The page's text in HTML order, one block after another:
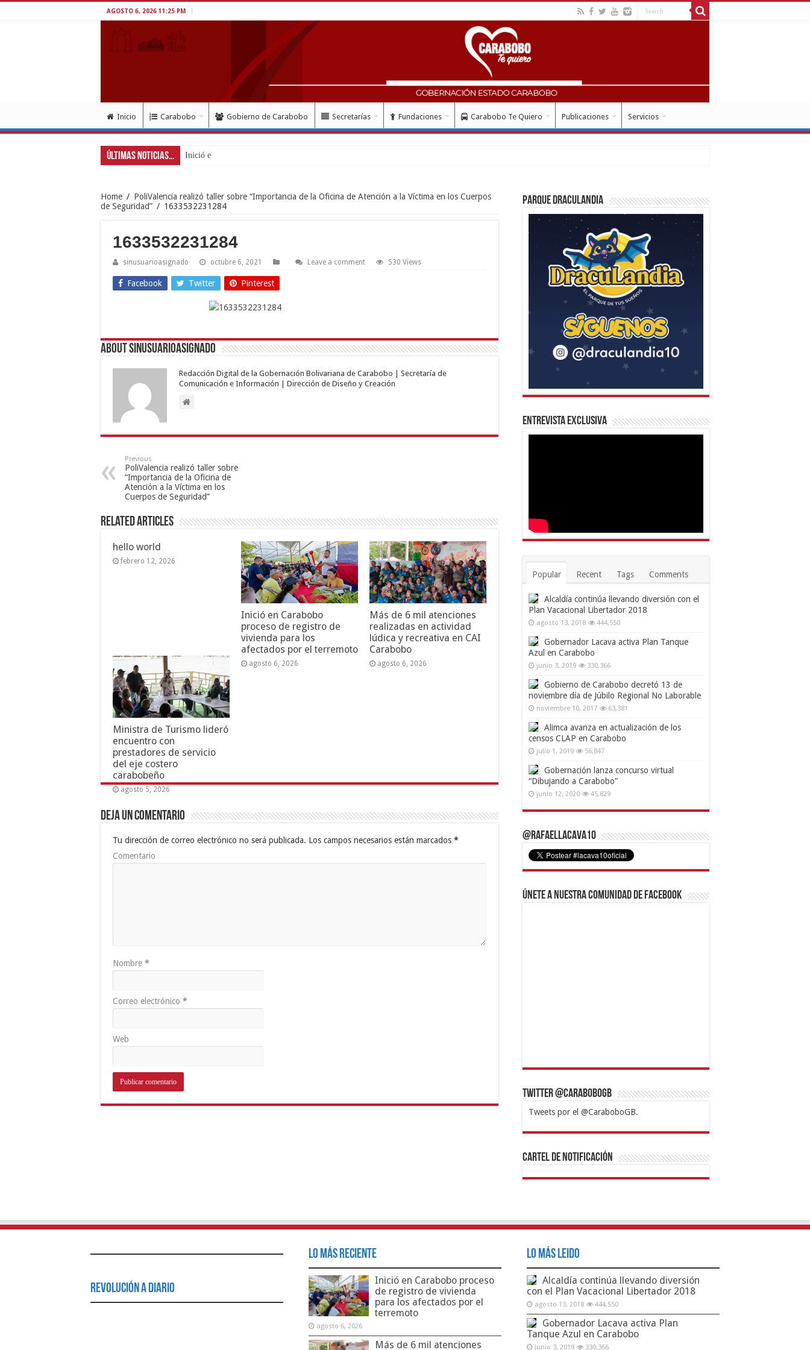
AGOSTO 6, 2026 11:25 PM
Inicio Carabobo Gobierno de Carabobo Secretarías Fundaciones Carabobo Te Quiero Publicaciones Servicios
Últimas Noticias... Inició en Carabobo proceso de registro d
Home / PoliValencia realizó taller sobre “Importancia de la Oficina de Atención a la Víctima en los Cuerpos
de Seguridad” / 1633532231284
1633532231284
sinusuarioasignado octubre 6, 2021 Leave a comment 530 Views
Facebook Twitter Pinterest
About sinusuarioasignado
Redacción Digital de la Gobernación Bolivariana de Carabobo | Secretaría de
Comunicación e Información | Dirección de Diseño y Creación
Previous
PoliValencia realizó taller sobre
“Importancia de la Oficina de
Atención a la Víctima en los
Cuerpos de Seguridad”
Related Articles
hello world
febrero 12, 2026
Inició en Carabobo
proceso de registro de
vivienda para los
afectados por el terremoto
agosto 6, 2026
Más de 6 mil atenciones
realizadas en actividad
lúdica y recreativa en CAI
Carabobo
agosto 6, 2026
Ministra de Turismo lideró
encuentro con
prestadores de servicio
del eje costero
carabobeño
agosto 5, 2026
Deja un comentario
Tu dirección de correo electrónico no será publicada. Los campos necesarios están marcados *
Comentario
Nombre *
Correo electrónico *
Web
Parque Draculandia
Entrevista Exclusiva
Popular Recent Tags Comments
Alcaldía continúa llevando diversión con el
Plan Vacacional Libertador 2018
agosto 13, 2018 444,550
Gobernador Lacava activa Plan Tanque
Azul en Carabobo
junio 3, 2019 330,366
Gobierno de Carabobo decretó 13 de
noviembre día de Júbilo Regional No Laborable
noviembre 10, 2017 63,381
Alimca avanza en actualización de los
censos CLAP en Carabobo
julio 1, 2019 56,847
Gobernación lanza concurso virtual
“Dibujando a Carabobo”
junio 12, 2020 45,829
@RafaelLacava10
Únete a nuestra comunidad de Facebook
Twitter @CaraboboGB
Tweets por el @CaraboboGB.
1xbetBetturkeyBetistKralbetSupertotobetTipobet
https://mvbcasino.com/
Cartel de Notificación
Revolución a Diario
Lo Más Reciente
Inició en Carabobo proceso
de registro de vivienda
para los afectados por el
terremoto
agosto 6, 2026
Más de 6 mil atenciones
Lo Más Leido
Alcaldía continúa llevando diversión
con el Plan Vacacional Libertador 2018
agosto 13, 2018 444,550
Gobernador Lacava activa Plan
Tanque Azul en Carabobo
junio 3, 2019 330,366